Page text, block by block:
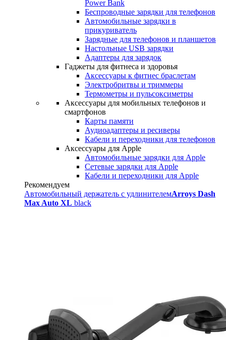
Power Bank
Беспроводные зарядки для телефонов
Автомобильные зарядки в
прикуриватель
Зарядные для телефонов и планшетов
Настольные USB зарядки
Адаптеры для зарядок
Гаджеты для фитнеса и здоровья
Аксессуары к фитнес браслетам
Электробритвы и триммеры
Термометры и пульсоксиметры
Аксессуары для мобильных телефонов и
смартфонов
Карты памяти
Аудиоадаптеры и ресиверы
Кабели и переходники для телефонов
Аксессуары для Apple
Автомобильные зарядки для Apple
Сетевые зарядки для Apple
Кабели и переходники для Apple
Рекомендуем
Автомобильный держатель с удлинителемArroys Dash
Max Auto XL black